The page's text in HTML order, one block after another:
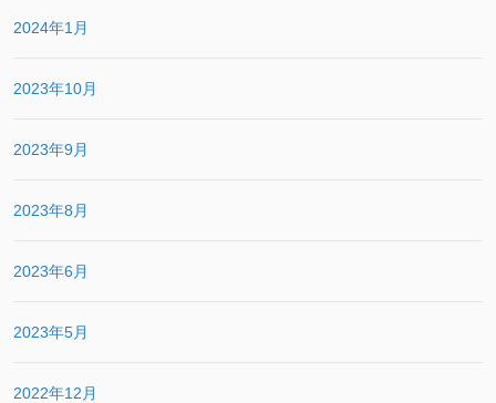
2024年1月
2023年10月
2023年9月
2023年8月
2023年6月
2023年5月
2022年12月